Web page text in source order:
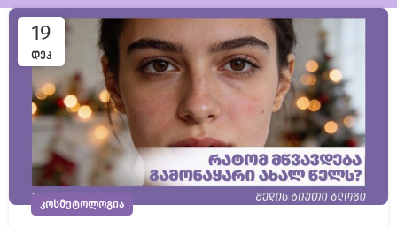
19
ᲓᲔᲙ
ᲙᲝᲡᲛᲔᲢᲝᲚᲝᲒᲘᲐ